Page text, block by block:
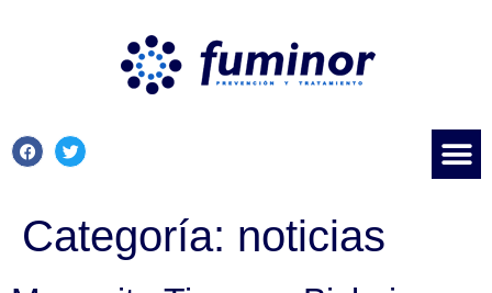
Categoría: noticias